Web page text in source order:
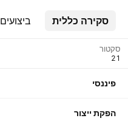
סקירה כללית ביצועים
סקטור
פיננסי
הפקת ייצור